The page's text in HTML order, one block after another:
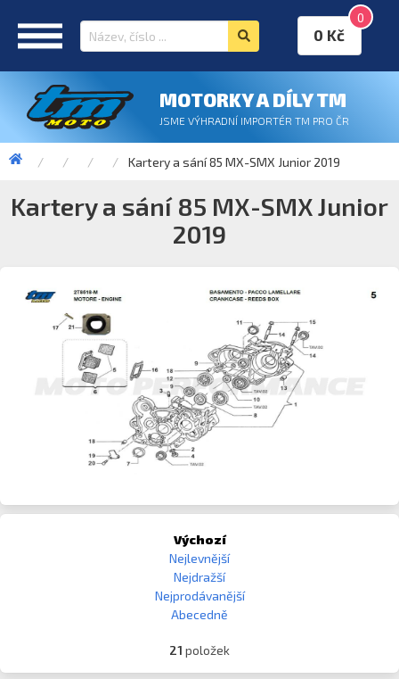
0
0 Kč
MOTORKY A DÍLY TM
JSME VÝHRADNÍ IMPORTÉR TM PRO ČR
Kartery a sání 85 MX-SMX Junior 2019
Kartery a sání 85 MX-SMX Junior
2019
Výchozí
Nejlevnější
Nejdražší
Nejprodávanější
Abecedně
21 položek